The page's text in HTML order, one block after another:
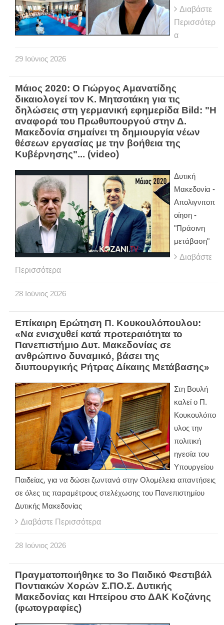
Διαβάστε
Περισσότερ
α
29 Ιούνιος 2026
Μάιος 2020: Ο Γιώργος Αμανατίδης
δικαιολογεί τον Κ. Μητσοτάκη για τις
δηλώσεις στη γερμανική εφημερίδα Bild: "Η
αναφορά του Πρωθυπουργού στην Δ.
Μακεδονία σημαίνει τη δημιουργία νέων
θέσεων εργασίας με την βοήθεια της
Κυβέρνησης"... (video)
Δυτική
Μακεδονία -
Απολιγνιτοπ
οίηση -
"Πράσινη
μετάβαση"
Διαβάστε
Περισσότερα
28 Ιούνιος 2026
Επίκαιρη Ερώτηση Π. Κουκουλόπουλου:
«Να ενισχυθεί κατά προτεραιότητα το
Πανεπιστήμιο Δυτ. Μακεδονίας σε
ανθρώπινο δυναμικό, βάσει της
διυπουργικής Ρήτρας Δίκαιης Μετάβασης»
Στη Βουλή
καλεί ο Π.
Κουκουλόπο
υλος την
πολιτική
ηγεσία του
Υπουργείου
Παιδείας, για να δώσει ζωντανά στην Ολομέλεια απαντήσεις
σε όλες τις παραμέτρους στελέχωσης του Πανεπιστημίου
Δυτικής Μακεδονίας
Διαβάστε Περισσότερα
28 Ιούνιος 2026
Πραγματοποιήθηκε το 3ο Παιδικό Φεστιβάλ
Ποντιακών Χορών Σ.ΠΟ.Σ. Δυτικής
Μακεδονίας και Ηπείρου στο ΔΑΚ Κοζάνης
(φωτογραφίες)